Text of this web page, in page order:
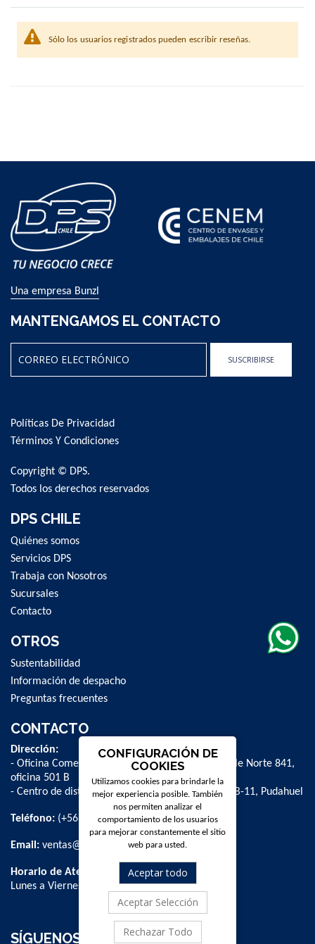
Sólo los usuarios registrados pueden escribir reseñas.
Una empresa Bunzl
MANTENGAMOS EL CONTACTO
Our
Newsletter:
SUSCRIBIRSE
Políticas De Privacidad
Términos Y Condiciones
Copyright © DPS.
Todos los derechos reservados
DPS CHILE
Quiénes somos
Servicios DPS
Trabaja con Nosotros
Sucursales
Contacto
OTROS
Sustentabilidad
Información de despacho
Preguntas frecuentes
CONTACTO
Dirección:
- Oficina Comercial y administrativa: Avenida Valle Norte 841,
oficina 501 B
- Centro de distribución: La Farfana 500, bodega B-11, Pudahuel
Teléfono: (+56 2) 2 584 8900
Email: ventas@dpschile.cl
Horario de Atención:
Lunes a Viernes / 09:00 a 16:00 hrs
SÍGUENOS
CONFIGURACIÓN DE
COOKIES
Utilizamos cookies para brindarle la
mejor experiencia posible. También
nos permiten analizar el
comportamiento de los usuarios
para mejorar constantemente el sitio
web para usted.
Aceptar todo
Aceptar Selección
Rechazar Todo